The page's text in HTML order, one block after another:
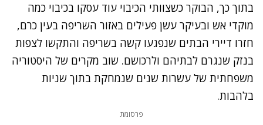
בתוך כך, הבוקר כשצוותי הכיבוי עוד עסקו בכיבוי כמה
מוקדי אש ובעיקר עשן פעילים באזור השריפה בעין כרם,
חזרו דיירי הבתים שנפגעו קשה בשריפה והתקשו לצפות
בנזק שנגרם לבתיהם ולרכושם. שוב מקרים של היסטוריה
משפחתית של עשרות שנים שנמחקת בתוך שניות
בלהבות.
פרסומת